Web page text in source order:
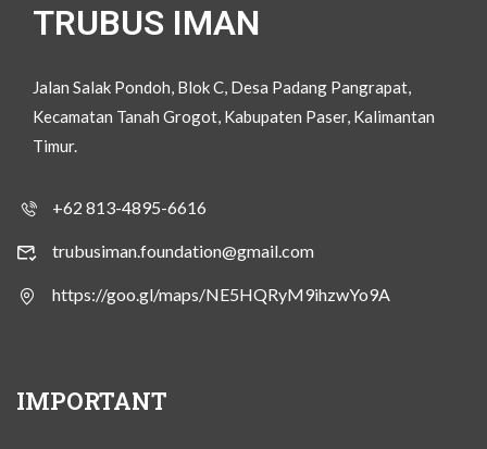
TRUBUS IMAN
Jalan Salak Pondoh, Blok C, Desa Padang Pangrapat,
Kecamatan Tanah Grogot, Kabupaten Paser, Kalimantan
Timur.
+62 813-4895-6616
trubusiman.foundation@gmail.com
https://goo.gl/maps/NE5HQRyM9ihzwYo9A
IMPORTANT